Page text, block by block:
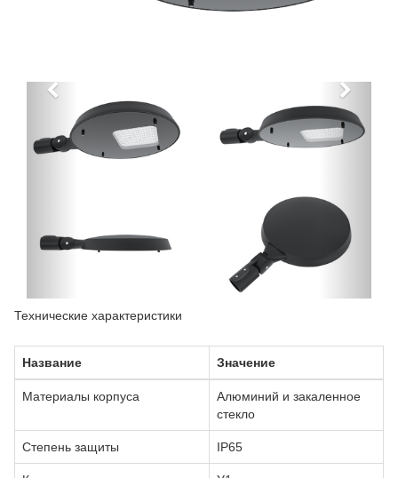
Технические характеристики
Название Значение
Материалы корпуса
Алюминий и закаленное
стекло
Степень защиты IP65